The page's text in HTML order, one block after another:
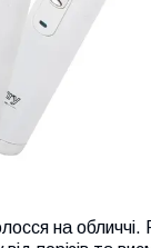
на обличчі.